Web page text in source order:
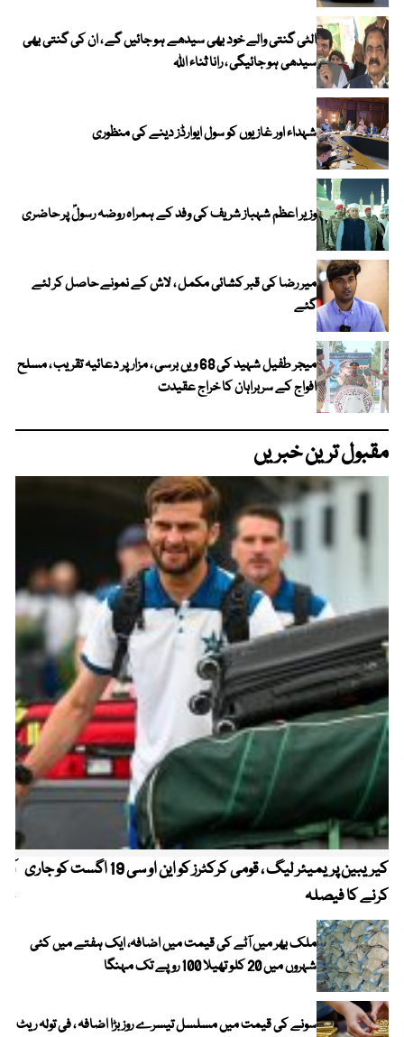
الٹی گنتی والے خود بھی سیدھے ہو جائیں گے ، ان کی گنتی بھی
سیدھی ہو جائیگی ، رانا ثناء اللہ
شہداء اور غازیوں کو سول ایوارڈز دینے کی منظوری
وزیر اعظم شہباز شریف کی وفد کے ہمراہ روضہ رسولؐ پر حاضری
میر رضا کی قبر کشائی مکمل ، لاش کے نمونے حاصل کر لئے
گئے
میجر طفیل شہید کی 68 ویں برسی ، مزار پر دعائیہ تقریب ، مسلح
افواج کے سربراہان کا خراج عقیدت
مقبول ترین خبریں
کیریبین پریمیئر لیگ ، قومی کرکٹرز کو این او سی 19 اگست کو جاری
کرنے کا فیصلہ
ملک بھر میں آٹے کی قیمت میں اضافہ، ایک ہفتے میں کئی
شہروں میں 20 کلو تھیلا 100 روپے تک مہنگا
سونے کی قیمت میں مسلسل تیسرے روز بڑا اضافہ ، فی تولہ ریٹ